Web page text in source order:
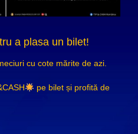
a plasa un bilet!
cu cote mărite de azi.
pe bilet și profită de